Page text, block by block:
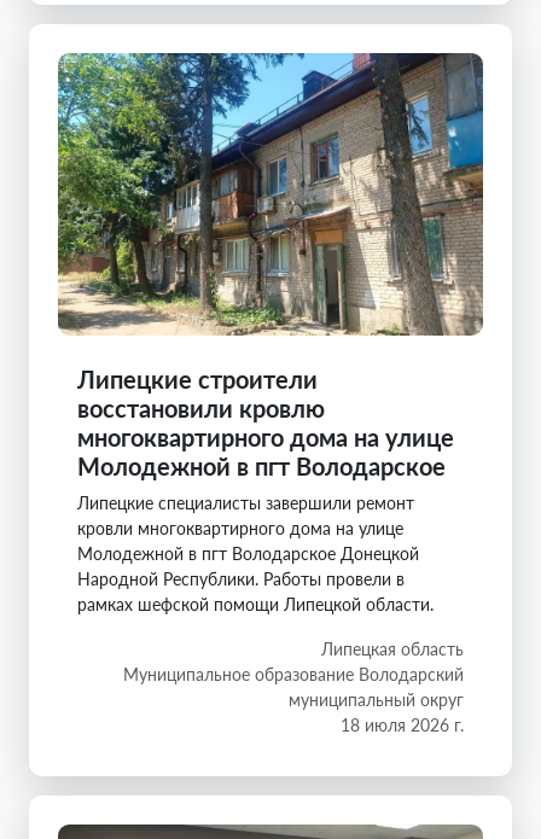
Липецкие строители
восстановили кровлю
многоквартирного дома на улице
Молодежной в пгт Володарское
Липецкие специалисты завершили ремонт
кровли многоквартирного дома на улице
Молодежной в пгт Володарское Донецкой
Народной Республики. Работы провели в
рамках шефской помощи Липецкой области.
Липецкая область
Муниципальное образование Володарский
муниципальный округ
18 июля 2026 г.